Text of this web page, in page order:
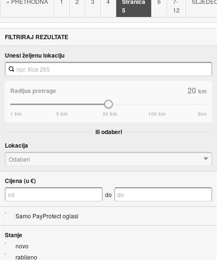
5
12
FILTRIRAJ REZULTATE
Unesi željenu lokaciju
Radijus pretrage 20km
1 km 5 km 20 km 100 km Sve
ili odaberi
Lokacija
Odaberi
Cijena (u €)
do
Samo PayProtect oglasi
Stanje
novo
rabljeno